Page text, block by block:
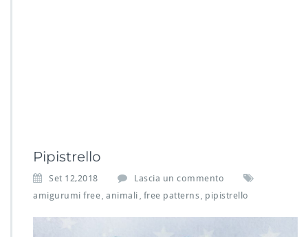
Pipistrello
Set 12,2018
Lascia un commento
amigurumi free animali free patterns pipistrello